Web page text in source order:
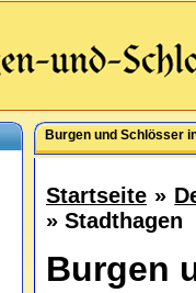
Burgen und Schlösser
Startseite »
» Stadthagen
Burgen